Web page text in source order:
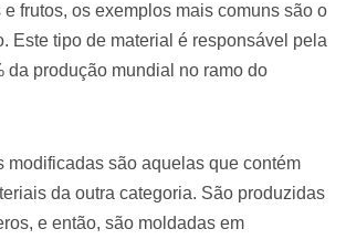
frutos, os exemplos mais comuns são o
Este tipo de material é responsável pela
da produção mundial no ramo do
modificadas são aquelas que contém
da outra categoria. São produzidas
e então, são moldadas em